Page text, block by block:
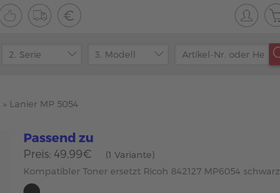
» Lanier MP 5054
Passend zu
Preis: 49,99€
(1 Variante)
Kompatibler Toner ersetzt Ricoh 842127 MP6054 schwarz